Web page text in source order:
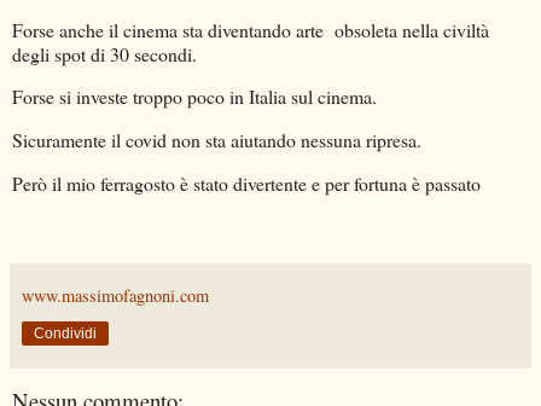
Forse anche il cinema sta diventando arte obsoleta nella civiltà
degli spot di 30 secondi.
Forse si investe troppo poco in Italia sul cinema.
Sicuramente il covid non sta aiutando nessuna ripresa.
Però il mio ferragosto è stato divertente e per fortuna è passato
www.massimofagnoni.com
Condividi